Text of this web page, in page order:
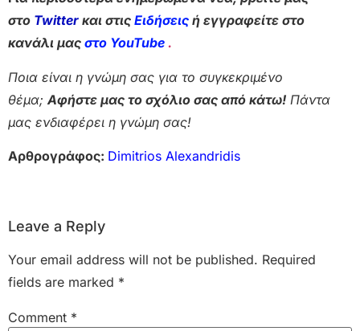
στο Twitter και στις Ειδήσεις ή εγγραφείτε στο
κανάλι μας στο YouTube .
Ποια είναι η γνώμη σας για το συγκεκριμένο
θέμα; Αφήστε μας το σχόλιο σας από κάτω! Πάντα
μας ενδιαφέρει η γνώμη σας!
Αρθρογράφος: Dimitrios Alexandridis
Leave a Reply
Your email address will not be published. Required
fields are marked *
Comment *